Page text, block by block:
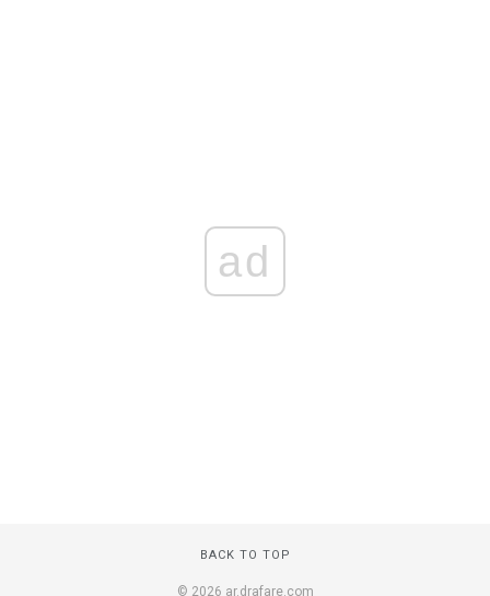
ad
BACK TO TOP
© 2026 ar.drafare.com